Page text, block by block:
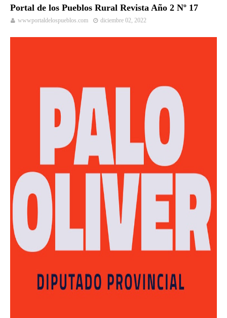
Portal de los Pueblos Rural Revista Año 2 Nº 17
wwwportaldelospueblos.com diciembre 02, 2022